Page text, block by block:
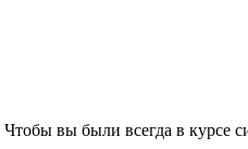
вы были всегда в